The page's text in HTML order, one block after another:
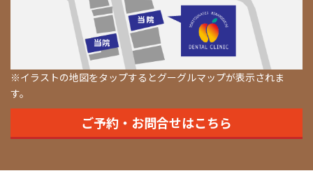
※イラストの地図をタップするとグーグルマップが表示されま
す。
ご予約・お問合せはこちら